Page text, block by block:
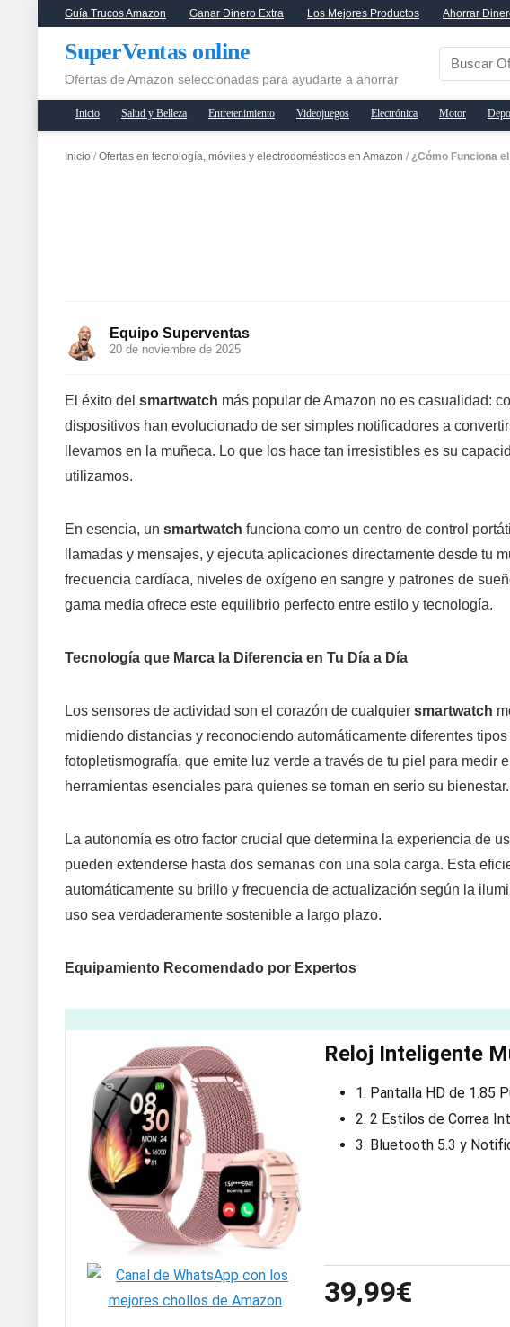
Guía Trucos Amazon Ganar Dinero Extra Los Mejores Productos Ahorrar
SuperVentas online
Ofertas de Amazon seleccionadas para ayudarte a ahorrar
Inicio Salud y Belleza Entretenimiento Videojuegos Electrónica Motor
Inicio / Ofertas en tecnología, móviles y electrodomésticos en Amazon / ¿Cómo Funciona
Equipo Superventas
20 de noviembre de 2025
El éxito del smartwatch más popular de Amazon no es casualidad:
dispositivos han evolucionado de ser simples notificadores a
llevamos en la muñeca. Lo que los hace tan irresistibles es su
utilizamos.
En esencia, un smartwatch funciona como un centro de control
llamadas y mensajes, y ejecuta aplicaciones directamente desde tu
frecuencia cardíaca, niveles de oxígeno en sangre y patrones de
gama media ofrece este equilibrio perfecto entre estilo y tecnología.
Tecnología que Marca la Diferencia en Tu Día a Día
Los sensores de actividad son el corazón de cualquier smartwatch
midiendo distancias y reconociendo automáticamente diferentes
fotopletismografía, que emite luz verde a través de tu piel para
herramientas esenciales para quienes se toman en serio su bienestar.
La autonomía es otro factor crucial que determina la experiencia de
pueden extenderse hasta dos semanas con una sola carga. Esta
automáticamente su brillo y frecuencia de actualización según la
uso sea verdaderamente sostenible a largo plazo.
Equipamiento Recomendado por Expertos
Reloj Inteligente
1. Pantalla HD de 1.85
2. 2 Estilos de Correa
3. Bluetooth 5.3 y
39,99€